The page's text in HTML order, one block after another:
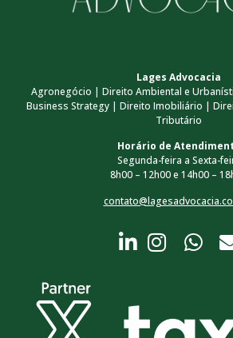
Lages Advocacia
Agronegócio | Direito Ambiental e
Business Strategy | Direito Imobiliário |
Tributário
Horário de
Segunda-feira a Sexta-
8h00 – 12h00 e 14h00 –